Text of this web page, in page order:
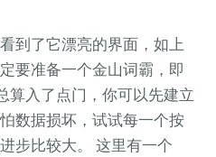
到了它漂亮的界面，如上
要准备一个金山词霸，即
算入了点门，你可以先建立
数据损坏，试试每一个按
步比较大。 这里有一个